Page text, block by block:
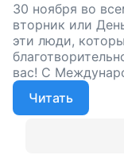
30 ноября во
вторник или
эти люди,
вас! С
Пожалуйста,
Давайте
потерей и
Читать